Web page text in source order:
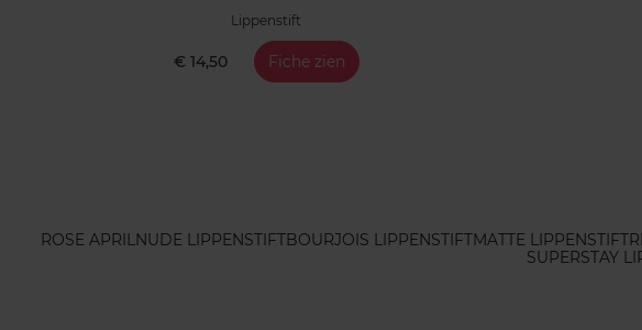
Lippenstift
€ 14,50 Fiche zien
ROSE APRIL NUDE LIPPENSTIFTBOURJOIS LIPPENSTIFTMATTE LIPPENSTIFT
SUPERSTAY